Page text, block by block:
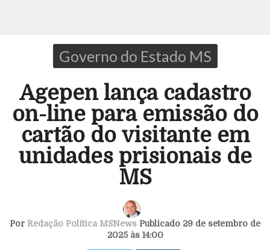
Governo do Estado MS
Agepen lança cadastro
on-line para emissão do
cartão do visitante em
unidades prisionais de
MS
Por Redação Política MSNews Publicado 29 de setembro de
2025 às 14:00